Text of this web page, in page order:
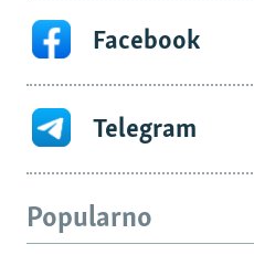
Facebook
Telegram
Popularno